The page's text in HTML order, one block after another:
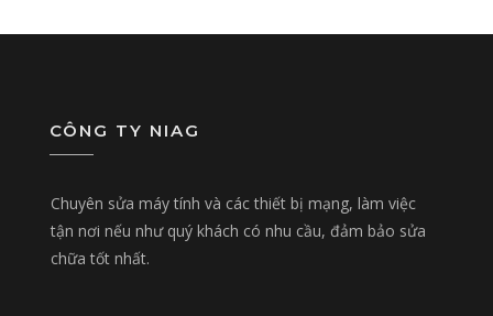
CÔNG TY NIAG
Chuyên sửa máy tính và các thiết bị mạng, làm việc
tận nơi nếu như quý khách có nhu cầu, đảm bảo sửa
chữa tốt nhất.